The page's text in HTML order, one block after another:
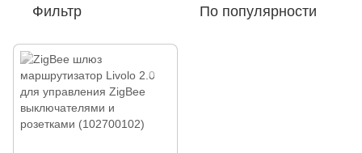
Фильтр По популярности